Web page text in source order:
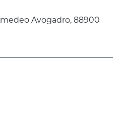
Avogadro, 88900